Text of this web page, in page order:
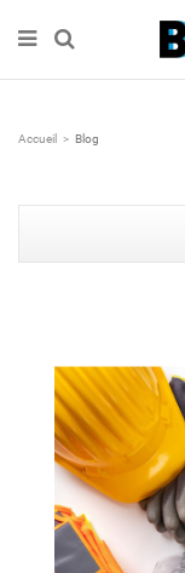
Accueil Blog